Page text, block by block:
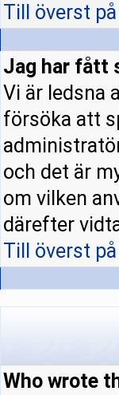
Till överst
Jag har fått
Vi är ledsna
försöka att
och det är
om vilken
därefter
Till överst
Who wrote